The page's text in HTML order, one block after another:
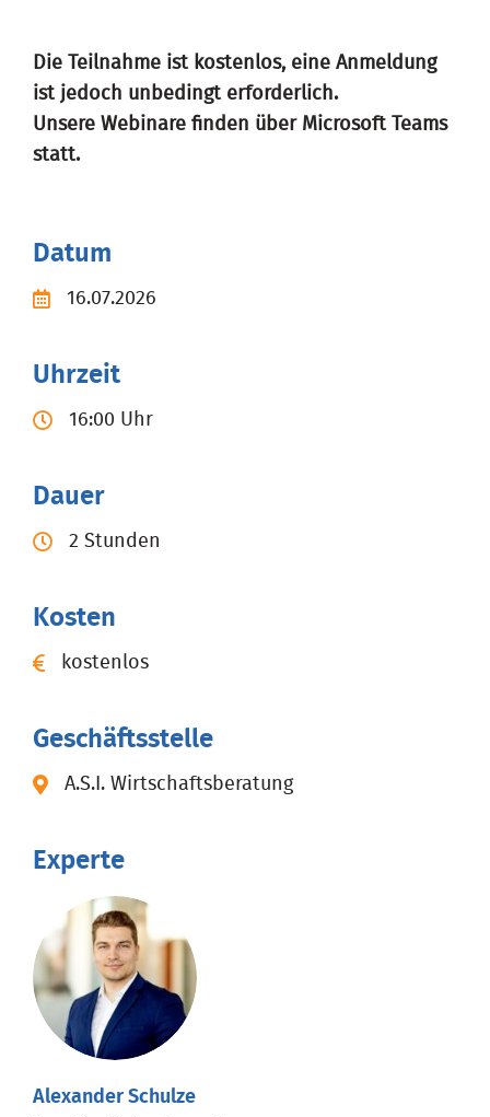
Die Teilnahme ist kostenlos, eine Anmeldung
ist jedoch unbedingt erforderlich.
Unsere Webinare finden über Microsoft Teams
statt.
Datum
16.07.2026
Uhrzeit
16:00 Uhr
Dauer
2 Stunden
Kosten
kostenlos
Geschäftsstelle
A.S.I. Wirtschaftsberatung
Experte
Alexander Schulze